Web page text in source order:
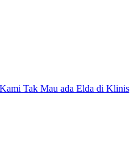
Tak Mau ada Elda di Klinis